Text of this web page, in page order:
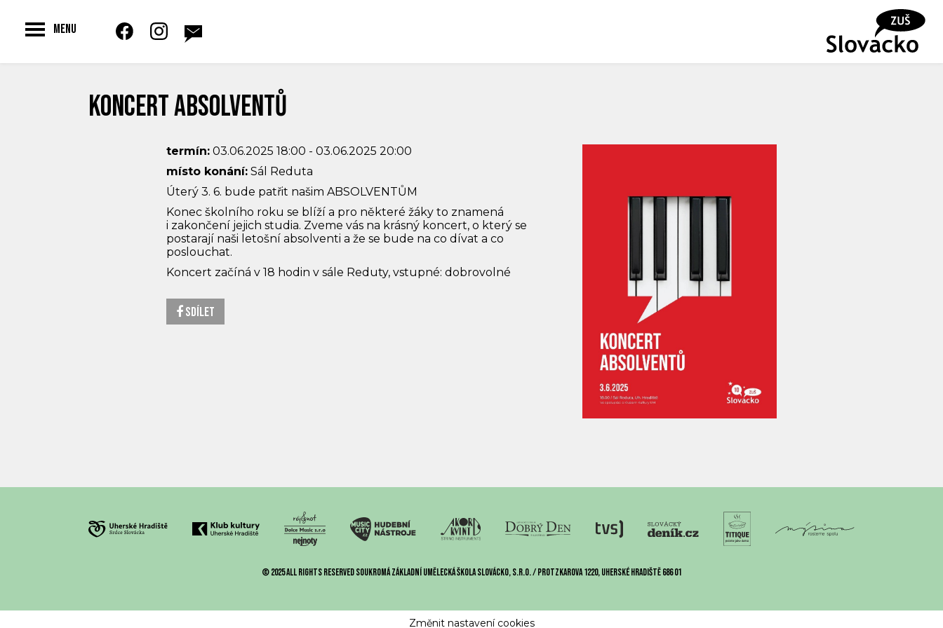
Toggle
MENU
Koncert absolventů
termín: 03.06.2025 18:00 - 03.06.2025 20:00
místo konání: Sál Reduta
Úterý 3. 6. bude patřit našim ABSOLVENTŮM
Konec školního roku se blíží a pro některé žáky to znamená
i zakončení jejich studia. Zveme vás na krásný koncert, o který se
postarají naši letošní absolventi a že se bude na co dívat a co
poslouchat.
Koncert začíná v 18 hodin v sále Reduty, vstupné: dobrovolné
Sdílet
© 2025 All rights reserved Soukromá základní umělecká škola Slovácko, s.r.o. / Protzkarova 1220, Uherské Hradiště 686 01
Změnit nastavení cookies